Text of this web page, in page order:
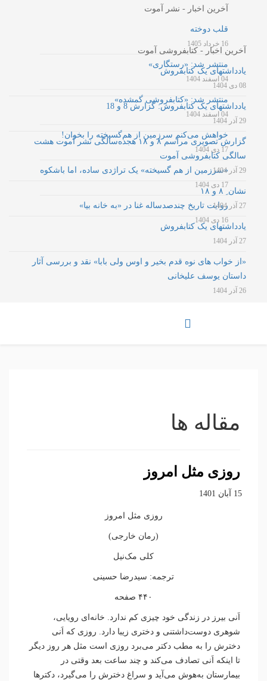
آخرین اخبار - نشر آموت
قلب دوخته
16 خرداد 1405
منتشر شد: «رستگاری»
04 اسفند 1404
منتشر شد: «کتابفروشی گمشده»
04 اسفند 1404
خواهش می‌کنم سرزمین از هم‌گسیخته را بخوان!
17 دی 1404
«سرزمین از هم گسیخته» یک تراژدی ساده، اما باشکوه
17 دی 1404
روایت تاریخ چندصدساله غنا در «به خانه بیا»
16 دی 1404
آخرین اخبار - کتابفروشی آموت
یادداشتهای یک کتابفروش
08 دی 1404
یادداشتهای یک کتابفروش: گزارش 8 و 18
29 آذر 1404
گزارش تصویری مراسم ۸ و ۱۸ هجده‌سالگی نشر آموت هشت
سالگی کتابفروشی آموت
29 آذر 1404
نشان ِ ۸ و ۱۸
27 آذر 1404
یادداشتهای یک کتابفروش
27 آذر 1404
«از خواب های نوه قدم بخیر و اوس ولی بابا» نقد و بررسی آثار
داستان یوسف علیخانی
26 آذر 1404
مقاله ها
روزی مثل امروز
15 آبان 1401
روزی مثل امروز
(رمان خارجی)
کلی مک‌نیل
ترجمه: سیدرضا حسینی
۴۴۰ صفحه
اَنی بیرز در زندگی خود چیزی کم ندارد. خانه‌ای رویایی،
شوهری دوست‌داشتنی و دختری زیبا دارد. روزی که اَنی
دخترش را به مطب دکتر می‌برد روزی است مثل هر روز دیگر
تا اینکه اَنی تصادف می‌کند و چند ساعت بعد وقتی در
بیمارستان به‌هوش می‌آید و سراغ دخترش را می‌گیرد، دکترها